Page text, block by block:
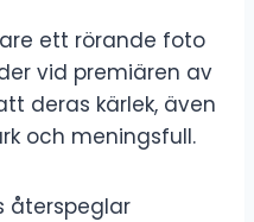
ett rörande foto
vid premiären av
deras kärlek, även
och meningsfull.
återspeglar